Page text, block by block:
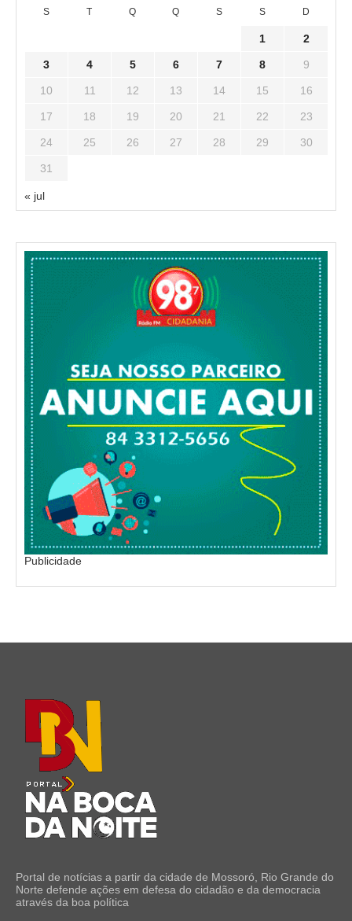
S T Q Q S S D
1 2
3 4 5 6 7 8 9
10 11 12 13 14 15 16
17 18 19 20 21 22 23
24 25 26 27 28 29 30
31
« jul
Publicidade
Portal de notícias a partir da cidade de Mossoró, Rio Grande do
Norte defende ações em defesa do cidadão e da democracia
através da boa política